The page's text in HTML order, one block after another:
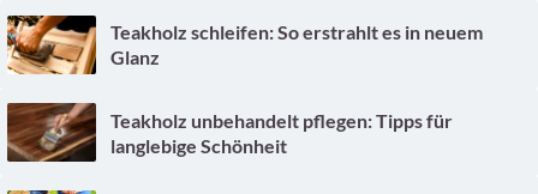
Teakholz schleifen: So erstrahlt es in neuem
Glanz
Teakholz unbehandelt pflegen: Tipps für
langlebige Schönheit